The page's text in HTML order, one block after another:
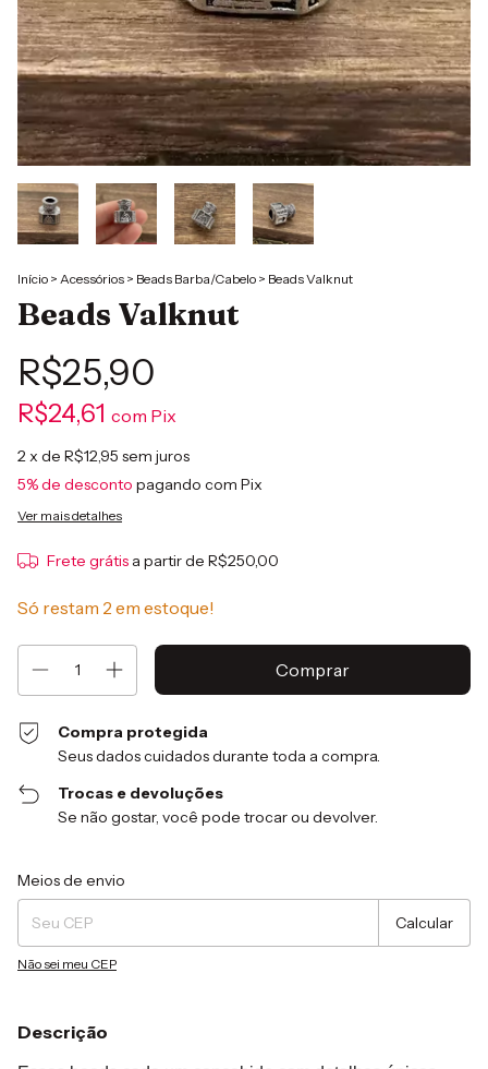
Início > Acessórios > Beads Barba/Cabelo > Beads Valknut
Beads Valknut
R$25,90
R$24,61 com Pix
2 x de R$12,95 sem juros
5% de desconto pagando com Pix
Ver mais detalhes
Frete grátis a partir de R$250,00
Só restam 2 em estoque!
Compra protegida
Seus dados cuidados durante toda a compra.
Trocas e devoluções
Se não gostar, você pode trocar ou devolver.
Entregas para o CEP:
Meios de envio
Calcular
Não sei meu CEP
Descrição